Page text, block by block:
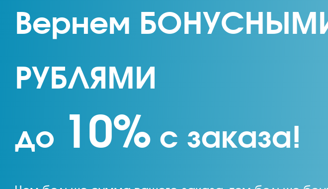
Вернем
РУБЛЯМИ
до 10% с заказа!